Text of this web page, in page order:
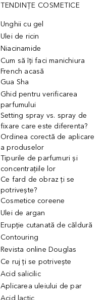
TENDINȚE COSMETICE
Unghii cu gel
Ulei de ricin
Niacinamide
Cum să îți faci manichiura
French acasă
Gua Sha
Ghid pentru verificarea
parfumului
Setting spray vs. spray de
fixare care este diferenta?
Ordinea corectă de aplicare
a produselor
Tipurile de parfumuri și
concentrațiile lor
Ce fard de obraz ți se
potrivește?
Cosmetice coreene
Ulei de argan
Erupție cutanată de căldură
Contouring
Revista online Douglas
Ce ruj ți se potrivește
Acid salicilic
Aplicarea uleiului de par
Acid lactic